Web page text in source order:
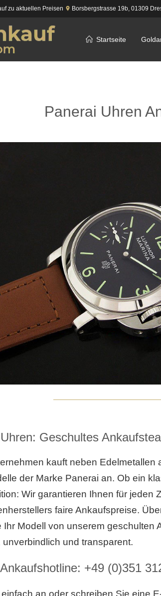
zu aktuellen Preisen Borsbergstrasse 19b,01309
Startseite
Panerai Uhren
Geschultes
kauft neben Edelmetallen
der Marke Panerai an. Ob ein
Wir garantieren Ihnen für jeden
faire Ankaufspreise.
Ihr Modell von unserem geschulten
unverbindlich und transparent.
+49 (0)351